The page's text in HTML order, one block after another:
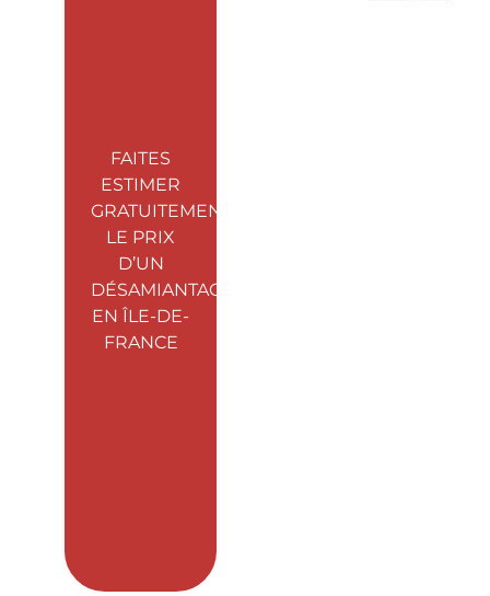
FAITES
ESTIMER
GRATUITEMENT
LE PRIX
D’UN
DÉSAMIANTAGE
EN ÎLE-DE-
FRANCE